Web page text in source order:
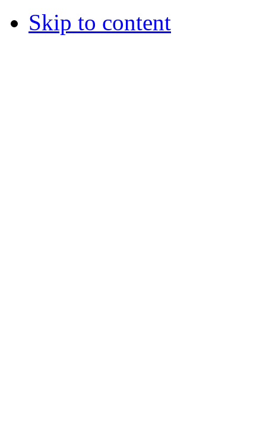
Skip to content